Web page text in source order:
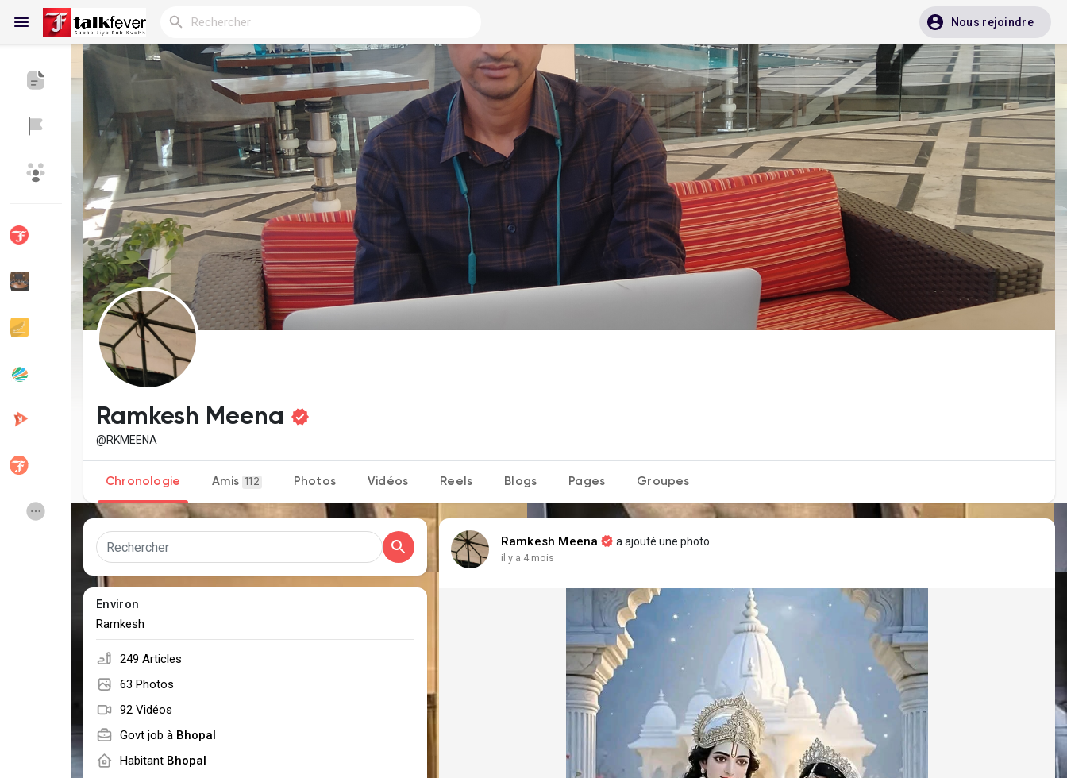
Nous rejoindre
Découvrir Blogs Blogs
Découvrir Groupes Mes groupes
Découvrir Pages Aimer les pages
Articles populaires Découvrir les articles
Creator Award Equity & Investors
Global News Vdo Junction
Ramkesh Meena
@RKMEENA
Chronologie Amis 112 Photos Vidéos Reels Blogs Pages Groupes
Environ
Ramkesh
249 Articles
63 Photos
92 Vidéos
Govt job à Bhopal
Habitant Bhopal
Ramkesh Meena a ajouté une photo
il y a 4 mois